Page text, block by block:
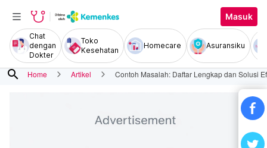
Masuk
Chat
dengan
Dokter
Toko
Kesehatan
Homecare Asuransiku
search Home Artikel Contoh Masalah: Daftar Lengkap dan Solusi